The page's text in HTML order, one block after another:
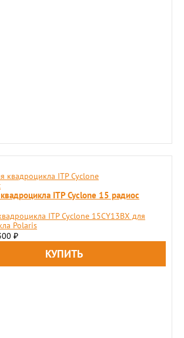
ITP Cyclone 15 радиос
ITP Cyclone 15CY13BX для
Polaris
₽